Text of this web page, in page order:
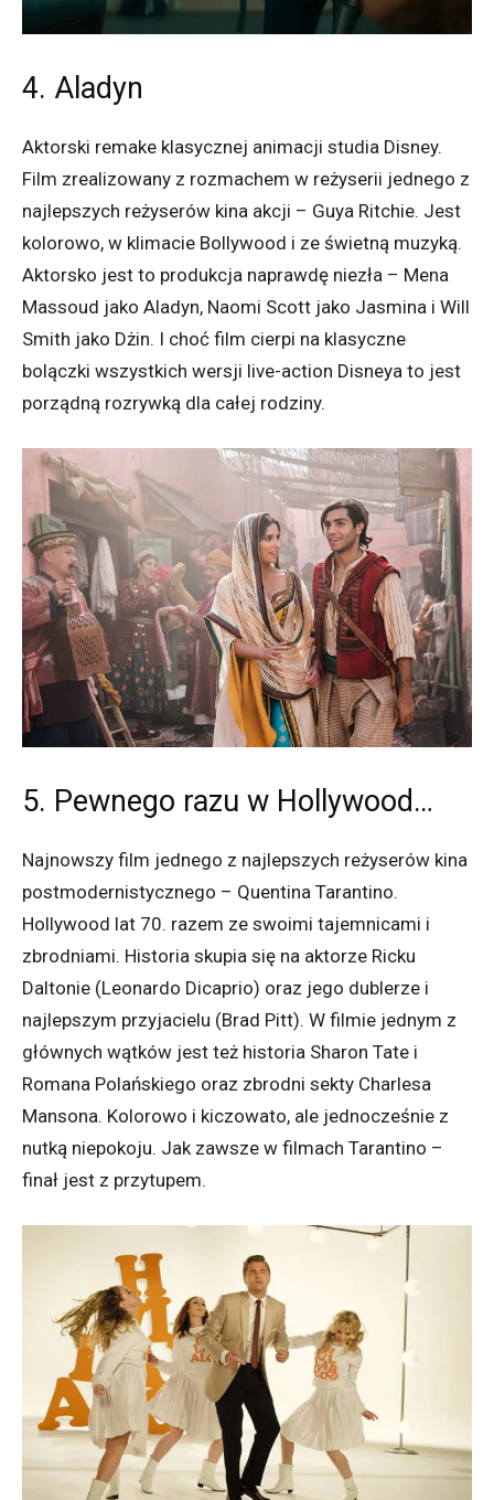
4. Aladyn
Aktorski remake klasycznej animacji studia Disney.
Film zrealizowany z rozmachem w reżyserii jednego z
najlepszych reżyserów kina akcji – Guya Ritchie. Jest
kolorowo, w klimacie Bollywood i ze świetną muzyką.
Aktorsko jest to produkcja naprawdę niezła – Mena
Massoud jako Aladyn, Naomi Scott jako Jasmina i Will
Smith jako Dżin. I choć film cierpi na klasyczne
bolączki wszystkich wersji live-action Disneya to jest
porządną rozrywką dla całej rodziny.
5. Pewnego razu w Hollywood…
Najnowszy film jednego z najlepszych reżyserów kina
postmodernistycznego – Quentina Tarantino.
Hollywood lat 70. razem ze swoimi tajemnicami i
zbrodniami. Historia skupia się na aktorze Ricku
Daltonie (Leonardo Dicaprio) oraz jego dublerze i
najlepszym przyjacielu (Brad Pitt). W filmie jednym z
głównych wątków jest też historia Sharon Tate i
Romana Polańskiego oraz zbrodni sekty Charlesa
Mansona. Kolorowo i kiczowato, ale jednocześnie z
nutką niepokoju. Jak zawsze w filmach Tarantino –
finał jest z przytupem.